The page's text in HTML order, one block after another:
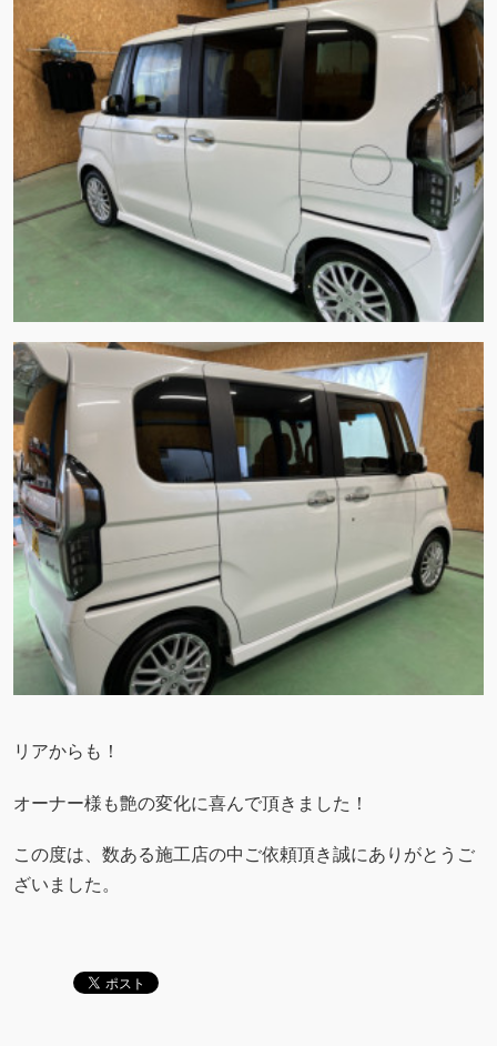
リアからも！
オーナー様も艶の変化に喜んで頂きました！
この度は、数ある施工店の中ご依頼頂き誠にありがとうご
ざいました。